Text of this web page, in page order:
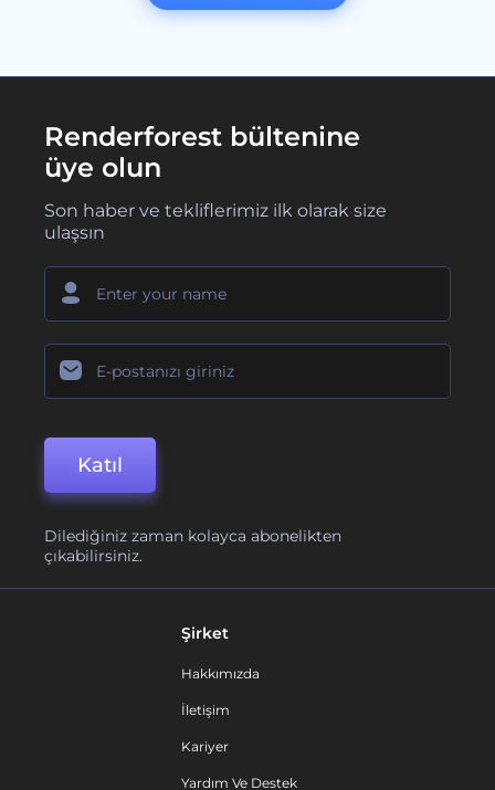
Renderforest bültenine
üye olun
Son haber ve tekliflerimiz ilk olarak size
ulaşsın
Katıl
Dilediğiniz zaman kolayca abonelikten
çıkabilirsiniz.
Şirket
Hakkımızda
İletişim
Kariyer
Yardım Ve Destek